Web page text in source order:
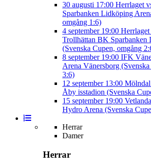
30 augusti 17:00 Herrlaget
Sparbanken Lidköping
omgång 1:6)
4 september 19:00
Trollhättan BK Sparbanken
(Svenska Cupen, omgång
8 september 19:00 IFK
Arena Vänersborg
3:6)
12 september 13:00
Åby isstadion (Svenska
15 september 19:00
Hydro Arena (Svenska
Herrar
Damer
Herrar